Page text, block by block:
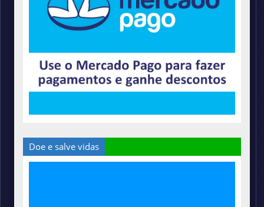
Doe e salve vidas